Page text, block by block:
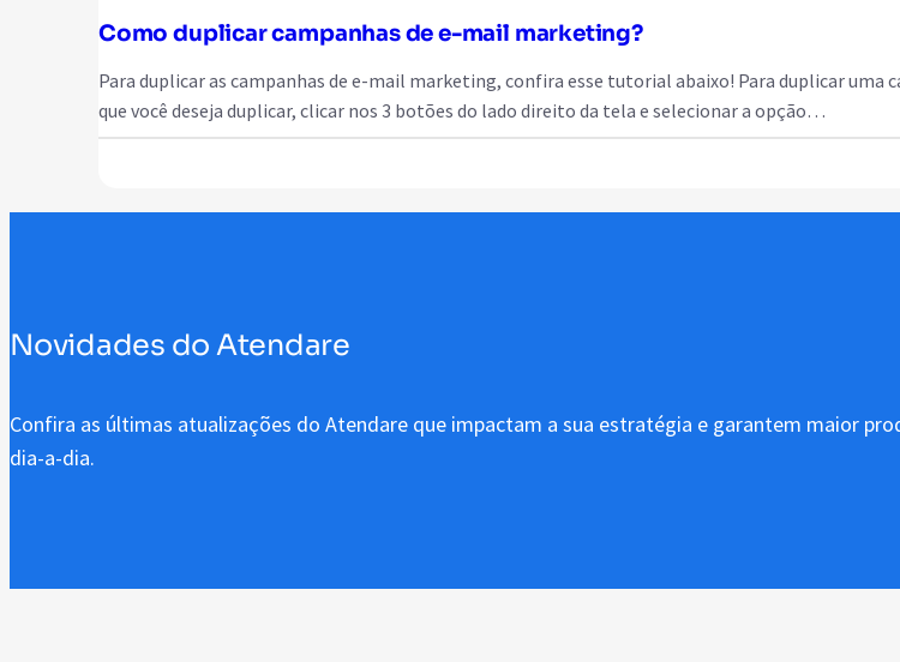
Como duplicar campanhas de e-mail marketing?
Para duplicar as campanhas de e-mail marketing, confira esse tutorial abaixo! Para duplicar uma
que você deseja duplicar, clicar nos 3 botões do lado direito da tela e selecionar a opção…
Novidades do Atendare
Confira as últimas atualizações do Atendare que impactam a sua estratégia e garantem maior
dia-a-dia.